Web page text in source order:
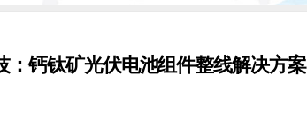
：钙钛矿光伏电池组件整线解决方案